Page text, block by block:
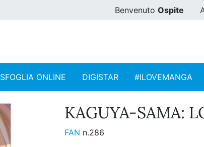
Benvenuto Ospite
SFOGLIA ONLINE DIGISTAR #ILOVEMANGA
KAGUYA-SAMA:
FAN n.286